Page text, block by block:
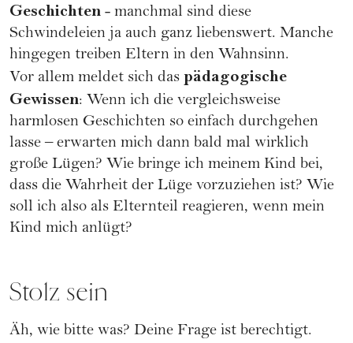
Geschichten - manchmal sind diese
Schwindeleien ja auch ganz liebenswert. Manche
hingegen treiben Eltern in den Wahnsinn.
Vor allem meldet sich das pädagogische
Gewissen: Wenn ich die vergleichsweise
harmlosen Geschichten so einfach durchgehen
lasse – erwarten mich dann bald mal wirklich
große Lügen? Wie bringe ich meinem Kind bei,
dass die Wahrheit der Lüge vorzuziehen ist? Wie
soll ich also als Elternteil reagieren, wenn mein
Kind mich anlügt?
Stolz sein
Äh, wie bitte was? Deine Frage ist berechtigt.